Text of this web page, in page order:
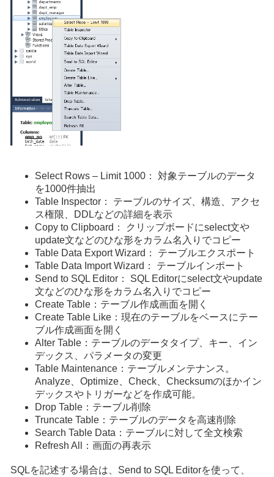
Select Rows – Limit 1000： 対象テーブルのデータ
を1000件抽出
Table Inspector： テーブルのサイズ、構造、アクセ
ス権限、DDLなどの詳細を表示
Copy to Clipboard： クリップボードにselect文や
update文などのひな形をカラム名入りでコピー
Table Data Export Wizard： テーブルエクスポート
Table Data Import Wizard： テーブルインポート
Send to SQL Editor： SQL Editorにselect文やupdate
文などのひな形をカラム名入りでコピー
Create Table：テーブル作成画面を開く
Create Table Like：現在のテーブルをベースにテー
ブル作成画面を開く
Alter Table：テーブルのデータタイプ、キー、イン
デックス、パラメータの変更
Table Maintenance：テーブルメンテナンス。
Analyze、Optimize、Check、Checksumのほかイン
デックスやトリガーなどを作成可能。
Drop Table：テーブル削除
Truncate Table：テーブルのデータを高速削除
Search Table Data：テーブルに対して全文検索
Refresh All：画面の再表示
SQLを記述する場合は、Send to SQL Editorを使って、